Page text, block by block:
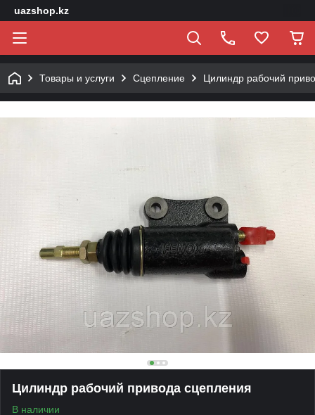
uazshop.kz
Товары и услуги Сцепление Цилиндр рабочий
Цилиндр рабочий привода сцепления
В наличии